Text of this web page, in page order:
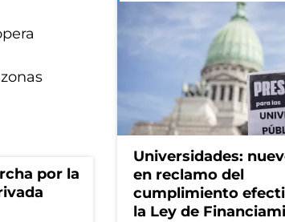
por la
Universidades:
en reclamo del
cumplimiento
la Ley de